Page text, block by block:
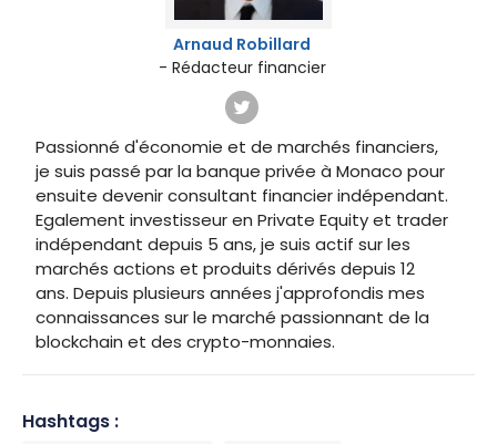
Arnaud Robillard
- Rédacteur financier
Passionné d'économie et de marchés financiers,
je suis passé par la banque privée à Monaco pour
ensuite devenir consultant financier indépendant.
Egalement investisseur en Private Equity et trader
indépendant depuis 5 ans, je suis actif sur les
marchés actions et produits dérivés depuis 12
ans. Depuis plusieurs années j'approfondis mes
connaissances sur le marché passionnant de la
blockchain et des crypto-monnaies.
Hashtags :